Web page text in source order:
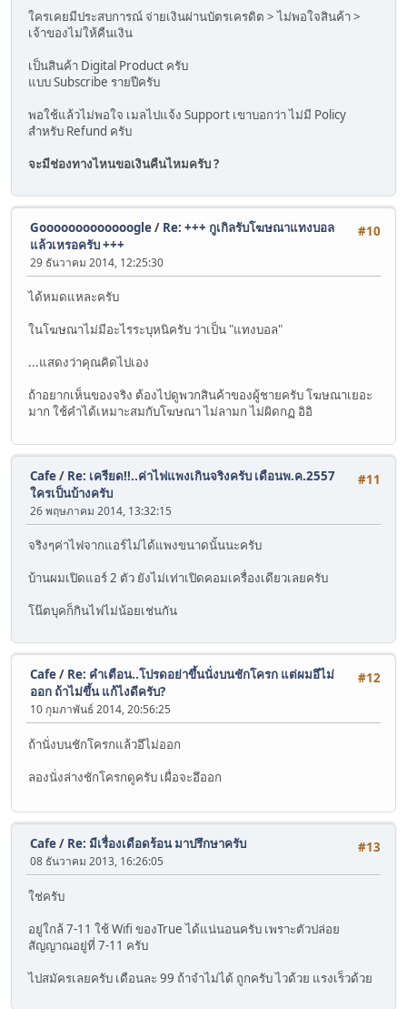
ใครเคยมีประสบการณ์ จ่ายเงินผ่านบัตรเครดิต > ไม่พอใจสินค้า >
เจ้าของไม่ให้คืนเงิน
เป็นสินค้า Digital Product ครับ
แบบ Subscribe รายปีครับ
พอใช้แล้วไม่พอใจ เมลไปแจ้ง Support เขาบอกว่า ไม่มี Policy
สำหรับ Refund ครับ
จะมีช่องทางไหนขอเงินคืนไหมครับ ?
#10
Gooooooooooooogle/ Re: +++ กูเกิลรับโฆษณาแทงบอล
แล้วเหรอครับ +++
29 ธันวาคม 2014, 12:25:30
ได้หมดแหละครับ
ในโฆษณาไม่มีอะไรระบุหนิครับ ว่าเป็น "แทงบอล"
...แสดงว่าคุณคิดไปเอง
ถ้าอยากเห็นของจริง ต้องไปดูพวกสินค้าของผู้ชายครับ โฆษณาเยอะ
มาก ใช้คำได้เหมาะสมกับโฆษณา ไม่ลามก ไม่ผิดกฏ อิอิ
#11
Cafe/ Re: เครียด!!..ค่าไฟแพงเกินจริงครับ เดือนพ.ค.2557
ใครเป็นบ้างครับ
26 พฤษภาคม 2014, 13:32:15
จริงๆค่าไฟจากแอร์ไม่ได้แพงขนาดนั้นนะครับ
บ้านผมเปิดแอร์ 2 ตัว ยังไม่เท่าเปิดคอมเครื่องเดียวเลยครับ
โน๊ตบุคก็กินไฟไม่น้อยเช่นกัน
#12
Cafe/ Re: คำเตือน..โปรดอย่าขึ้นนั่งบนชักโครก แต่ผมอึไม่
ออก ถ้าไม่ขึ้น แก้ไงดีครับ?
10 กุมภาพันธ์ 2014, 20:56:25
ถ้านั่งบนชักโครกแล้วอึไม่ออก
ลองนั่งล่างชักโครกดูครับ เผื่อจะอึออก
#13
Cafe/ Re: มีเรื่องเดือดร้อน มาปรึกษาครับ
08 ธันวาคม 2013, 16:26:05
ใช่ครับ
อยู่ใกล้ 7-11 ใช้ Wifi ของTrue ได้แน่นอนครับ เพราะตัวปล่อย
สัญญาณอยู่ที่ 7-11 ครับ
ไปสมัครเลยครับ เดือนละ 99 ถ้าจำไม่ได้ ถูกครับ ไวด้วย แรงเร็วด้วย